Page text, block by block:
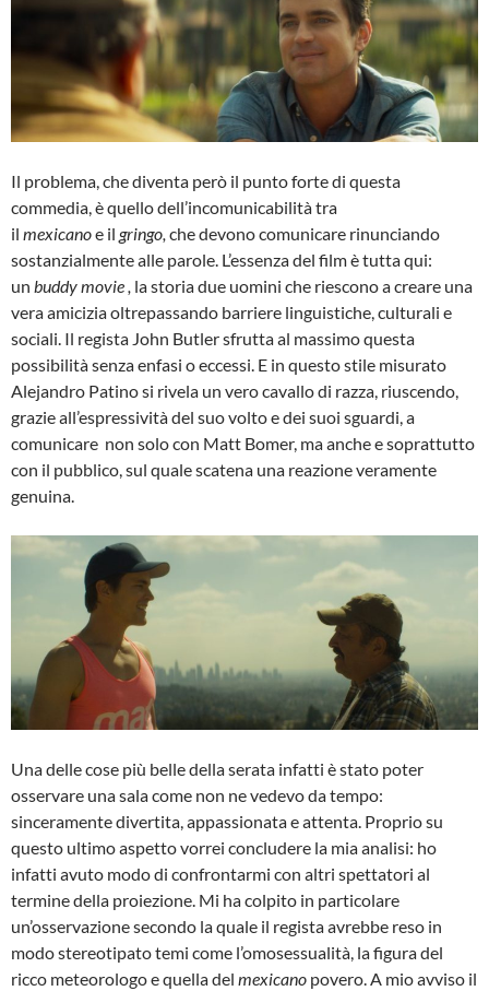
Il problema, che diventa però il punto forte di questa
commedia, è quello dell’incomunicabilità tra
il mexicanoe il gringo, che devono comunicare rinunciando
sostanzialmente alle parole. L’essenza del film è tutta qui:
un buddymovie , la storia due uomini che riescono a creare una
vera amicizia oltrepassando barriere linguistiche, culturali e
sociali. Il regista John Butler sfrutta al massimo questa
possibilità senza enfasi o eccessi. E in questo stile misurato
Alejandro Patino si rivela un vero cavallo di razza, riuscendo,
grazie all’espressività del suo volto e dei suoi sguardi, a
comunicare non solo con Matt Bomer, ma anche e soprattutto
con il pubblico, sul quale scatena una reazione veramente
genuina.
Una delle cose più belle della serata infatti è stato poter
osservare una sala come non ne vedevo da tempo:
sinceramente divertita, appassionata e attenta. Proprio su
questo ultimo aspetto vorrei concludere la mia analisi: ho
infatti avuto modo di confrontarmi con altri spettatori al
termine della proiezione. Mi ha colpito in particolare
un’osservazione secondo la quale il regista avrebbe reso in
modo stereotipato temi come l’omosessualità, la figura del
ricco meteorologo e quella del mexicano povero. A mio avviso il